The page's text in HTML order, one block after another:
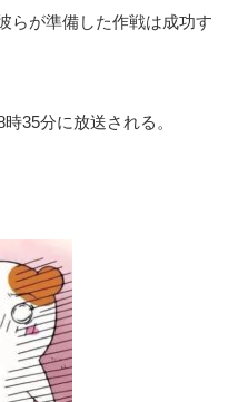
らが準備した作戦は成功す
35分に放送される。